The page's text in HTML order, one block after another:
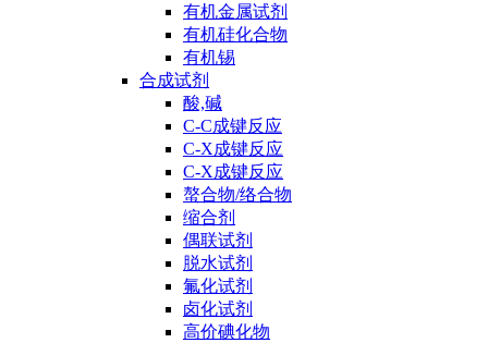
有机金属试剂
有机硅化合物
有机锡
合成试剂
酸,碱
C-C成键反应
C-X成键反应
C-X成键反应
螯合物/络合物
缩合剂
偶联试剂
脱水试剂
氟化试剂
卤化试剂
高价碘化物